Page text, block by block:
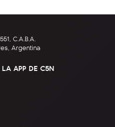
C.A.B.A.
Argentina
LA APP DE C5N